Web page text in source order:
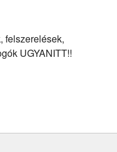
felszerelések,
UGYANITT!!